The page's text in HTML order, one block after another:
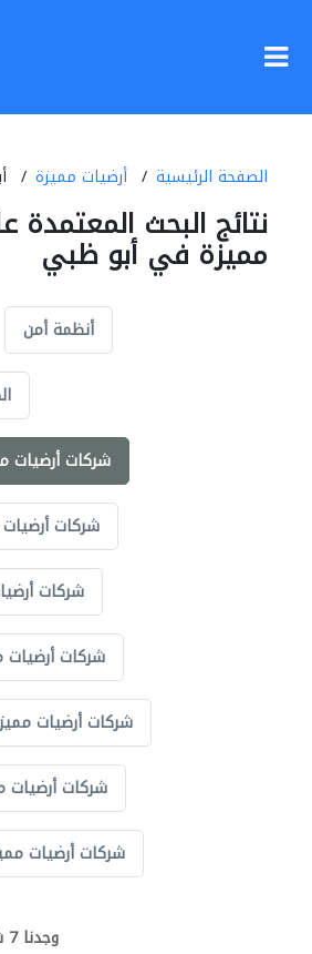
الصفحة الرئيسية أرضيات مميزة
نتائج البحث المعتمدة
مميزة في أبو ظبي
أنظمة أمن
شركات أرضيات
شركات
شركات
شركات أرضيات
شركات أرضيات
شركات أرضيات
شركات أرضيات
وجدنا 7 شركات أرضيات مميزة